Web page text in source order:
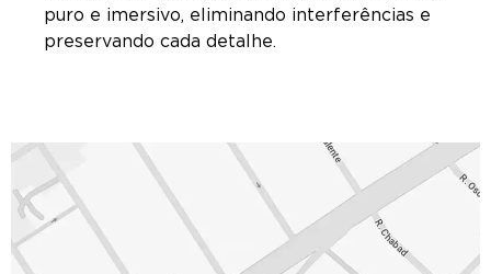
puro e imersivo, eliminando interferências e
preservando cada detalhe.
CONTATO
Focal Powered by Naim – São Paulo
Alameda Gabriel Monteiro da Silva, 334, Jardim